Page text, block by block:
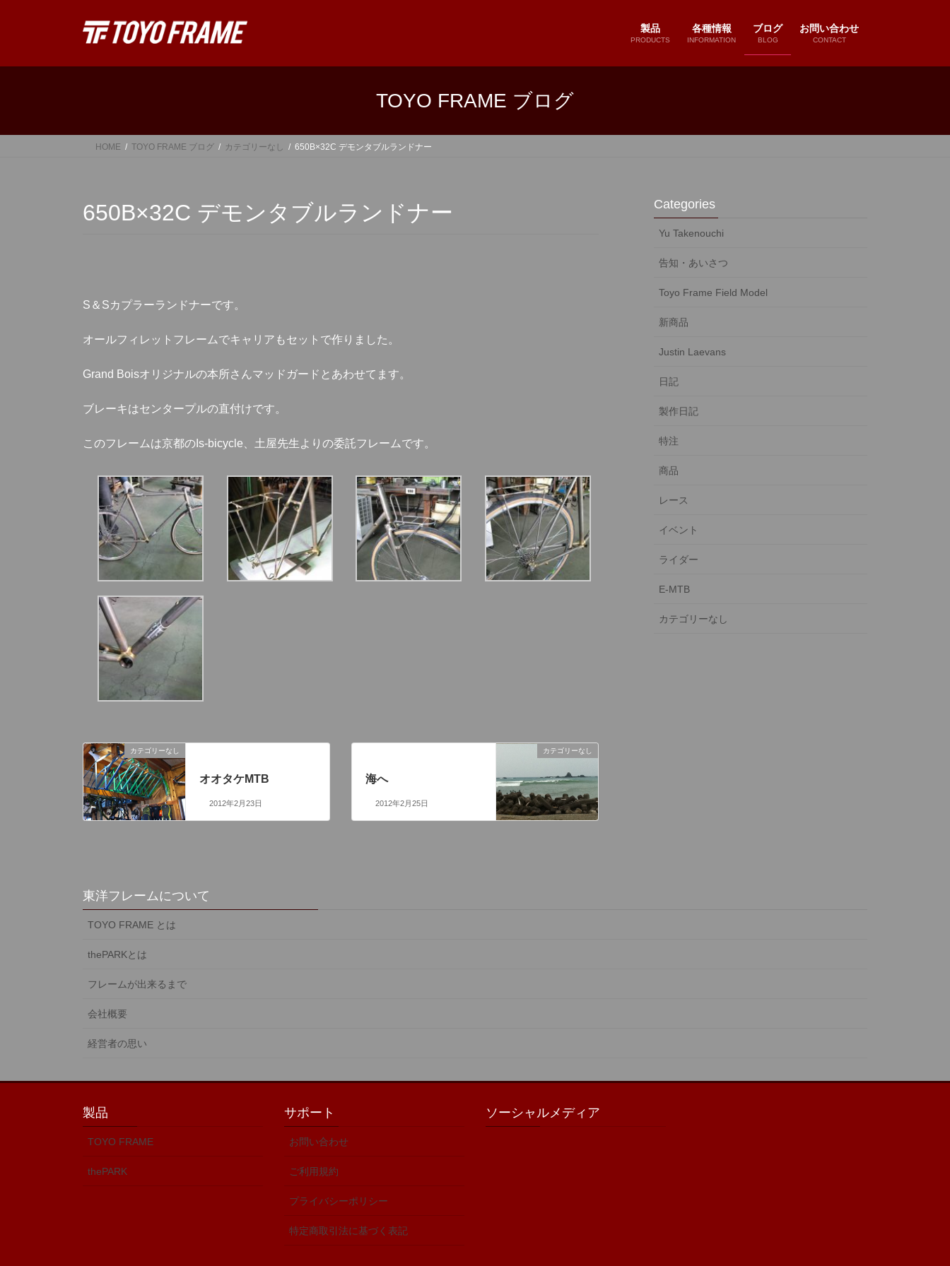
製品
PRODUCTS
各種情報
INFORMATION
ブログ
BLOG
お問い合わせ
CONTACT
TOYO FRAME ブログ
HOME TOYO FRAME ブログ カテゴリーなし 650B×32C デモンタブルランドナー
650B×32C デモンタブルランドナー
S＆Sカプラーランドナーです。
オールフィレットフレームでキャリアもセットで作りました。
Grand Boisオリジナルの本所さんマッドガードとあわせてます。
ブレーキはセンタープルの直付けです。
このフレームは京都のIs-bicycle、土屋先生よりの委託フレームです。
カテゴリーなし
オオタケMTB
2012年2月23日
カテゴリーなし
海へ
2012年2月25日
Categories
Yu Takenouchi
告知・あいさつ
Toyo Frame Field Model
新商品
Justin Laevans
日記
製作日記
特注
商品
レース
イベント
ライダー
E-MTB
カテゴリーなし
東洋フレームについて
TOYO FRAME とは
thePARKとは
フレームが出来るまで
会社概要
経営者の思い
製品
TOYO FRAME
thePARK
サポート
お問い合わせ
ご利用規約
プライバシーポリシー
特定商取引法に基づく表記
ソーシャルメディア